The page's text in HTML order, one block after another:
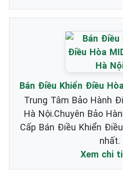
Bán Điều Khiển Điều
Trung Tâm Bảo Hành
Hà Nội.Chuyên Bảo
Cấp Bán Điều Khiển
nhất.
Xem chi